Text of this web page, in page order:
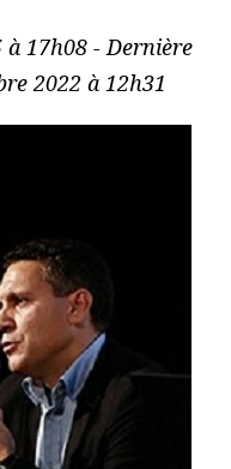
à 17h08 - Dernière
2022 à 12h31